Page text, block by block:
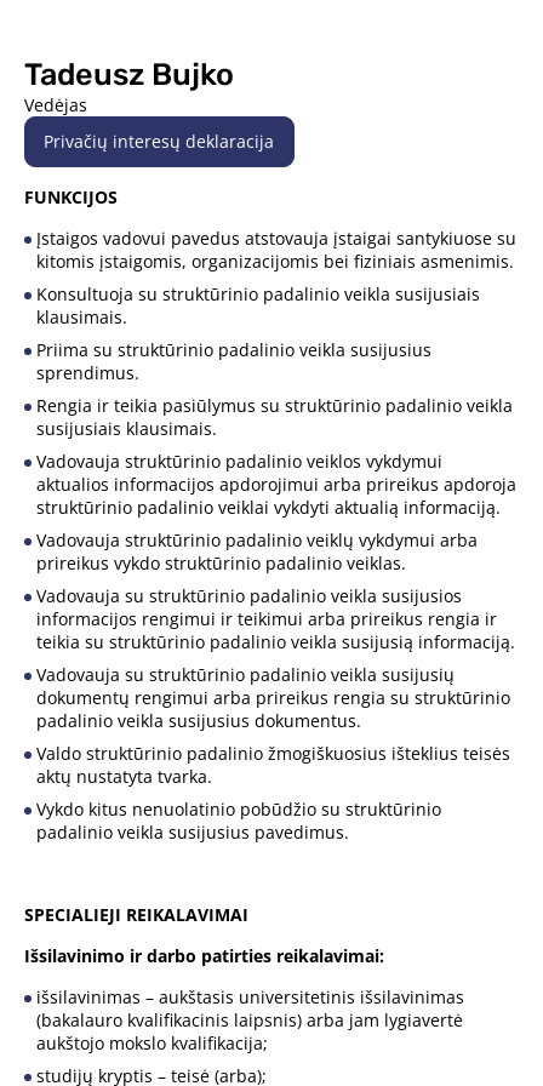
Tadeusz Bujko
Vedėjas
Privačių interesų deklaracija
FUNKCIJOS
Įstaigos vadovui pavedus atstovauja įstaigai santykiuose su
kitomis įstaigomis, organizacijomis bei fiziniais asmenimis.
Konsultuoja su struktūrinio padalinio veikla susijusiais
klausimais.
Priima su struktūrinio padalinio veikla susijusius
sprendimus.
Rengia ir teikia pasiūlymus su struktūrinio padalinio veikla
susijusiais klausimais.
Vadovauja struktūrinio padalinio veiklos vykdymui
aktualios informacijos apdorojimui arba prireikus apdoroja
struktūrinio padalinio veiklai vykdyti aktualią informaciją.
Vadovauja struktūrinio padalinio veiklų vykdymui arba
prireikus vykdo struktūrinio padalinio veiklas.
Vadovauja su struktūrinio padalinio veikla susijusios
informacijos rengimui ir teikimui arba prireikus rengia ir
teikia su struktūrinio padalinio veikla susijusią informaciją.
Vadovauja su struktūrinio padalinio veikla susijusių
dokumentų rengimui arba prireikus rengia su struktūrinio
padalinio veikla susijusius dokumentus.
Valdo struktūrinio padalinio žmogiškuosius išteklius teisės
aktų nustatyta tvarka.
Vykdo kitus nenuolatinio pobūdžio su struktūrinio
padalinio veikla susijusius pavedimus.
SPECIALIEJI REIKALAVIMAI
Išsilavinimo ir darbo patirties reikalavimai:
išsilavinimas – aukštasis universitetinis išsilavinimas
(bakalauro kvalifikacinis laipsnis) arba jam lygiavertė
aukštojo mokslo kvalifikacija;
studijų kryptis – teisė (arba);